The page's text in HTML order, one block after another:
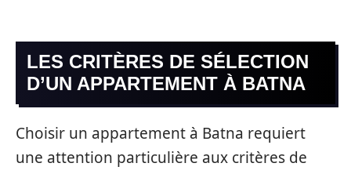
LES CRITÈRES DE SÉLECTION
D’UN APPARTEMENT À BATNA
Choisir un appartement à Batna requiert
une attention particulière aux critères de